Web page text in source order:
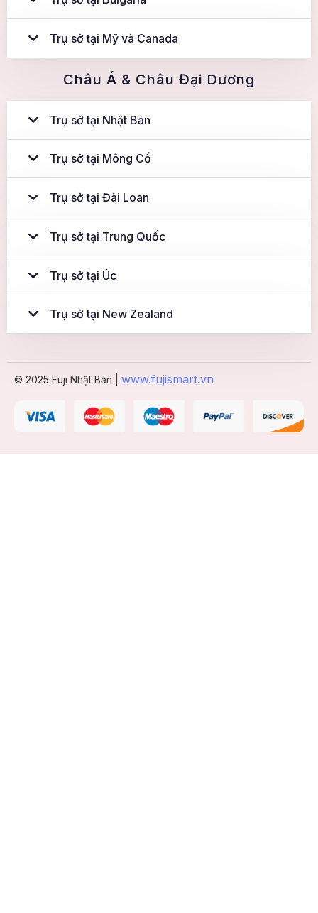
Châu Á & Châu Đại Dương
Trụ sở tại Nhật Bản
Trụ sở tại Mông Cổ
Trụ sở tại Đài Loan
Trụ sở tại Trung Quốc
Trụ sở tại Úc
Trụ sở tại New Zealand
Trụ sở tại Mỹ và Canada
© 2025 Fuji Nhật Bản | www.fujismart.vn